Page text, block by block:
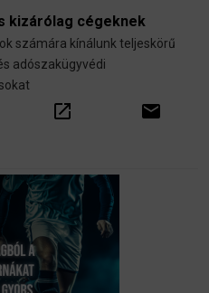
kizárólag cégeknek
számára kínálunk teljeskörű
adószakügyvédi
open_in_new email